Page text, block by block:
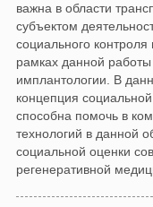
важна в области
субъектом
социального
рамках данной
имплантологии. В
концепция
способна помочь в
технологий в данной
социальной оценки
регенеративной